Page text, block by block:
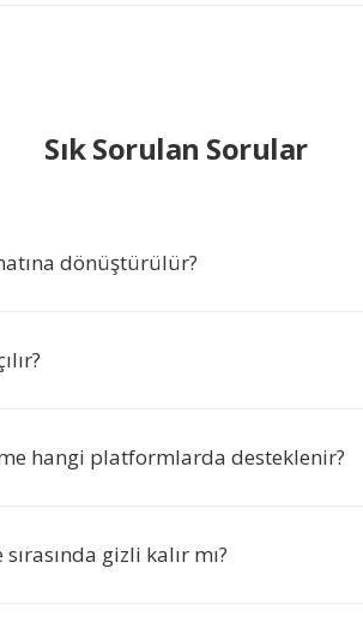
Sık Sorulan Sorular
dönüştürülür?
hangi platformlarda desteklenir?
gizli kalır mı?